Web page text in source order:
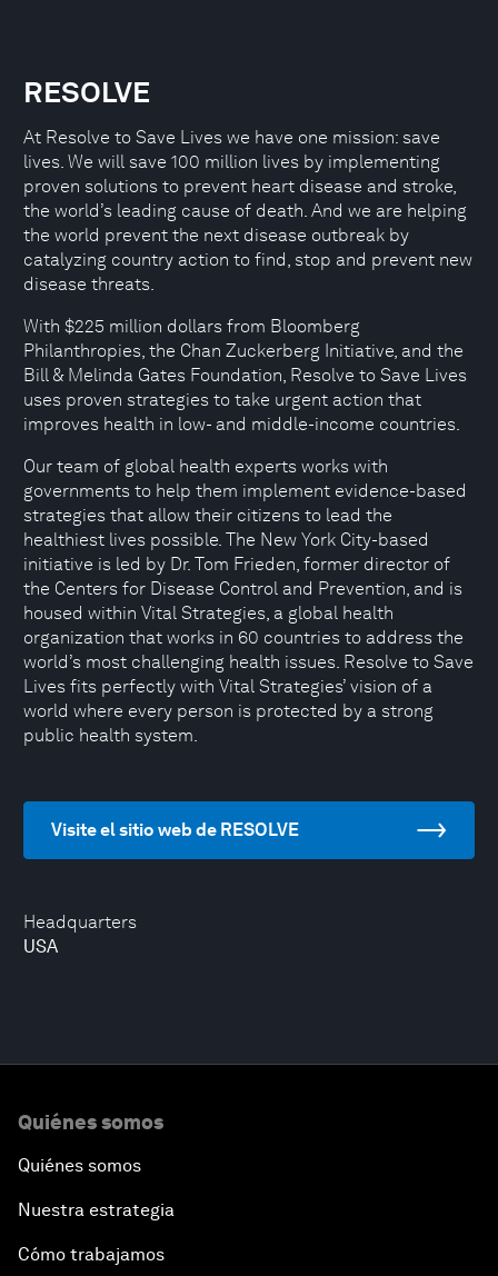
Headquarters
USA
RESOLVE
At Resolve to Save Lives we have one mission: save
lives. We will save 100 million lives by implementing
proven solutions to prevent heart disease and stroke,
the world’s leading cause of death. And we are helping
the world prevent the next disease outbreak by
catalyzing country action to find, stop and prevent new
disease threats.
With $225 million dollars from Bloomberg
Philanthropies, the Chan Zuckerberg Initiative, and the
Bill & Melinda Gates Foundation, Resolve to Save Lives
uses proven strategies to take urgent action that
improves health in low- and middle-income countries.
Our team of global health experts works with
governments to help them implement evidence-based
strategies that allow their citizens to lead the
healthiest lives possible. The New York City-based
initiative is led by Dr. Tom Frieden, former director of
the Centers for Disease Control and Prevention, and is
housed within Vital Strategies, a global health
organization that works in 60 countries to address the
world’s most challenging health issues. Resolve to Save
Lives fits perfectly with Vital Strategies’ vision of a
world where every person is protected by a strong
public health system.
Visite el sitio web de RESOLVE
Quiénes somos
Quiénes somos
Nuestra estrategia
Cómo trabajamos